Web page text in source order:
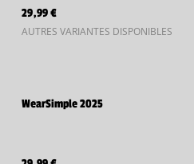
29,99 €
AUTRES VARIANTES DISPONIBLES
WearSimple 2025